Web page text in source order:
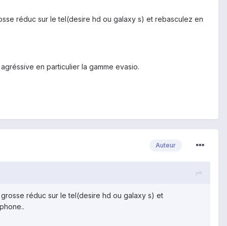
réduc sur le tel(desire hd ou galaxy s) et rebasculez en
en particulier la gamme evasio.
Auteur
réduc sur le tel(desire hd ou galaxy s) et